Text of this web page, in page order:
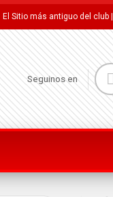
El Sitio más antiguo del club |
Seguinos en